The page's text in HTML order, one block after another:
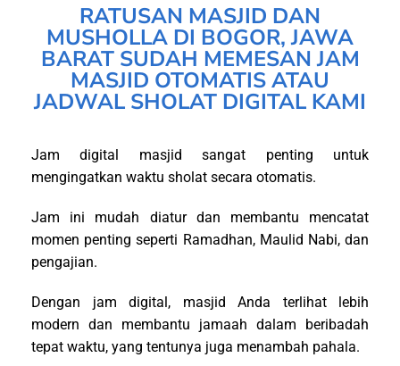
RATUSAN MASJID DAN
MUSHOLLA DI BOGOR, JAWA
BARAT SUDAH MEMESAN JAM
MASJID OTOMATIS ATAU
JADWAL SHOLAT DIGITAL KAMI
Jam digital masjid sangat penting untuk
mengingatkan waktu sholat secara otomatis.
Jam ini mudah diatur dan membantu mencatat
momen penting seperti Ramadhan, Maulid Nabi, dan
pengajian.
Dengan jam digital, masjid Anda terlihat lebih
modern dan membantu jamaah dalam beribadah
tepat waktu, yang tentunya juga menambah pahala.